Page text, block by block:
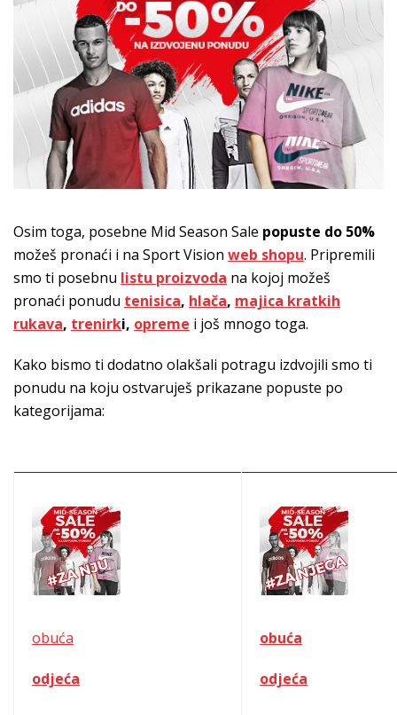
Osim toga, posebne Mid Season Sale popuste do 50%
možeš pronaći i na Sport Vision web shopu. Pripremili
smo ti posebnu listu proizvoda na kojoj možeš
pronaći ponudu tenisica, hlača, majica kratkih
rukava, trenirki, opreme i još mnogo toga.
Kako bismo ti dodatno olakšali potragu izdvojili smo ti
ponudu na koju ostvaruješ prikazane popuste po
kategorijama:
obuća
odjeća
obuća
odjeća